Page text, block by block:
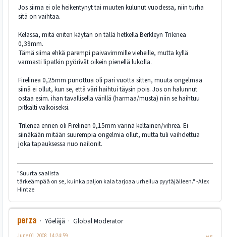
Jos siima ei ole heikentynyt tai muuten kulunut vuodessa, niin turha
sitä on vaihtaa.
Kelassa, mitä eniten käytän on tällä hetkellä Berkleyn Trilenea
0,39mm.
Tämä siima ehkä parempi paivavimmille vieheille, mutta kyllä
varmasti lipatkin pyörivät oikein pienellä lukolla.
Firelinea 0,25mm punottua oli pari vuotta sitten, muuta ongelmaa
siinä ei ollut, kun se, että väri haihtui täysin pois. Jos on halunnut
ostaa esim. ihan tavallisella värillä (harmaa/musta) niin se haihtuu
pitkälti valkoiseksi.
Trilenea ennen oli Firelinen 0,15mm värinä keltainen/vihreä. Ei
siinäkään mitään suurempia ongelmia ollut, mutta tuli vaihdettua
joka tapauksessa nuo nailonit.
"Suurta saalista
tärkeämpää on se, kuinka paljon kala tarjoaa urheilua pyytäjälleen." -Alex
Hintze
perza Yöeläjä
Global Moderator